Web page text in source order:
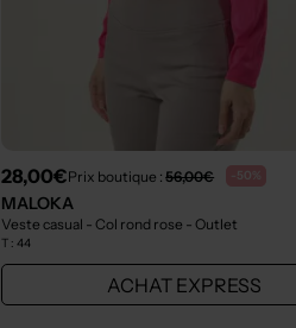
28,00€Prix boutique :56,00€ -50%
MALOKA
Veste casual - Col rond rose - Outlet
T :44
ACHAT EXPRESS